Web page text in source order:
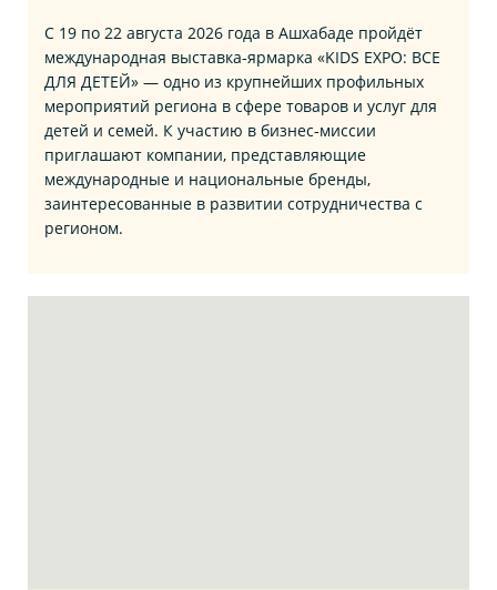
С 19 по 22 августа 2026 года в Ашхабаде пройдёт
международная выставка‑ярмарка «KIDS EXPO: ВСЕ
ДЛЯ ДЕТЕЙ» — одно из крупнейших профильных
мероприятий региона в сфере товаров и услуг для
детей и семей. К участию в бизнес‑миссии
приглашают компании, представляющие
международные и национальные бренды,
заинтересованные в развитии сотрудничества с
регионом.